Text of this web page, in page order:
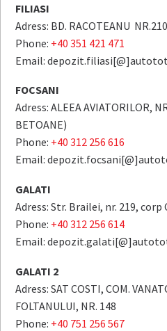
FILIASI
Adress: BD. RACOTEANU NR.210
Phone: +40 351 421 471
Email:
FOCSANI
Adress: ALEEA AVIATORILOR,
BETOANE)
Phone: +40 312 256 616
Email:
GALATI
Adress: Str. Brailei, nr. 219, corp
Phone: +40 312 256 614
Email:
GALATI 2
Adress: SAT COSTI, COM.
FOLTANULUI, NR. 148
Phone: +40 751 256 567